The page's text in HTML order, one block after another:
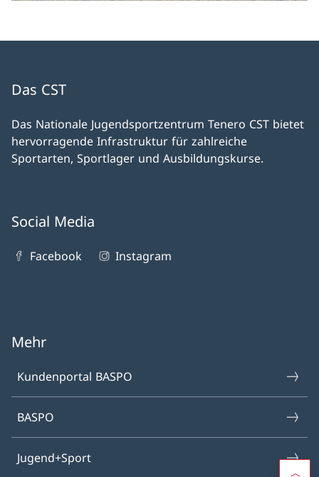
Das CST
Das Nationale Jugendsportzentrum Tenero CST bietet
hervorragende Infrastruktur für zahlreiche
Sportarten, Sportlager und Ausbildungskurse.
Social Media
Facebook Instagram
Mehr
Kundenportal BASPO
BASPO
Jugend+Sport